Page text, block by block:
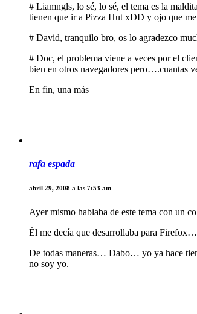
# Liamngls, lo sé, lo sé, el tema es la
tienen que ir a Pizza Hut xDD y ojo que
# David, tranquilo bro, os lo agradezco
# Doc, el problema viene a veces por el
bien en otros navegadores pero….cuantas
En fin, una más
rafa espada
abril 29, 2008 a las 7:53 am
Ayer mismo hablaba de este tema con
Él me decía que desarrollaba para
De todas maneras… Dabo… yo ya hace
no soy yo.